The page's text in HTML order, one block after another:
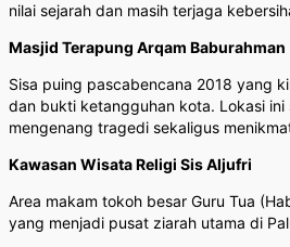
nilai sejarah dan masih terjaga
Masjid Terapung Arqam Baburahman
Sisa puing pascabencana 2018 yang
dan bukti ketangguhan kota. Lokasi
mengenang tragedi sekaligus
Kawasan Wisata Religi Sis Aljufri
Area makam tokoh besar Guru Tua
yang menjadi pusat ziarah utama di